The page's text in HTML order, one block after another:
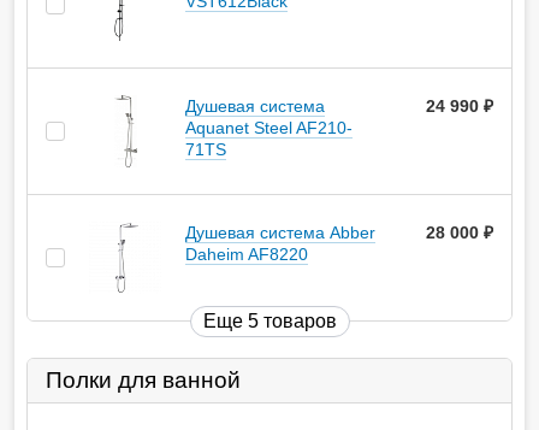
Душевая система
Aquanet Steel AF210-
71TS
24 990
Душевая система Abber
Daheim AF8220
28 000
Еще 5 товаров
Полки для ванной